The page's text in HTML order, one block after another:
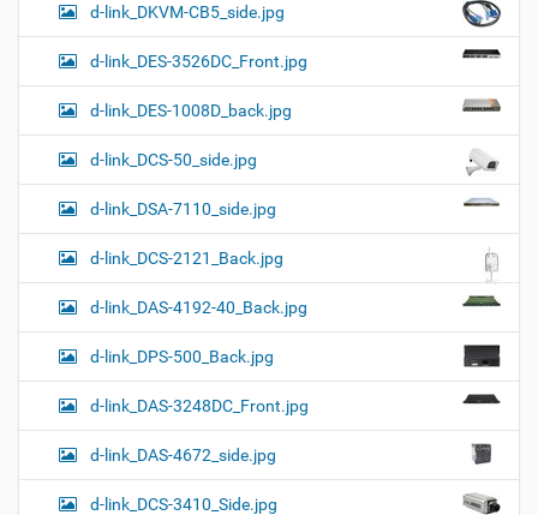
d-link_DKVM-CB5_side.jpg
d-link_DES-3526DC_Front.jpg
d-link_DES-1008D_back.jpg
d-link_DCS-50_side.jpg
d-link_DSA-7110_side.jpg
d-link_DCS-2121_Back.jpg
d-link_DAS-4192-40_Back.jpg
d-link_DPS-500_Back.jpg
d-link_DAS-3248DC_Front.jpg
d-link_DAS-4672_side.jpg
d-link_DCS-3410_Side.jpg